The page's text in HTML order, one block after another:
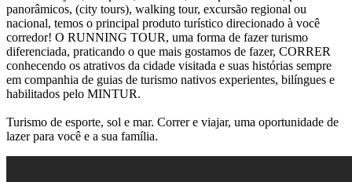
panorâmicos, (city tours), walking tour, excursão regional ou
nacional, temos o principal produto turístico direcionado à você
corredor! O RUNNING TOUR, uma forma de fazer turismo
diferenciada, praticando o que mais gostamos de fazer, CORRER
conhecendo os atrativos da cidade visitada e suas histórias sempre
em companhia de guias de turismo nativos experientes, bilíngues e
habilitados pelo MINTUR.
Turismo de esporte, sol e mar. Correr e viajar, uma oportunidade de
lazer para você e a sua família.